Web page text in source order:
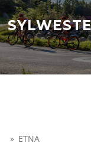
Przejdź
do
treści
» ETNA